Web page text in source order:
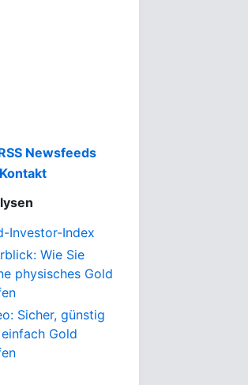
Newsfeeds
Kontakt
Investor-Index
Wie Sie
physisches Gold
Sicher, günstig
Gold